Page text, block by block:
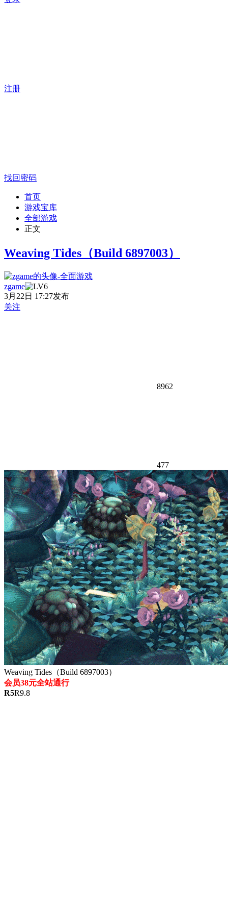
注册
找回密码
首页
游戏宝库
全部游戏
正文
Weaving Tides（Build 6897003）
zgame
3月22日 17:27发布
关注
8962
477
Weaving Tides（Build 6897003）
会员38元全站通行
R5R9.8